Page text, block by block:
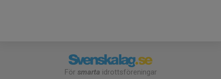
För smarta idrottsföreningar